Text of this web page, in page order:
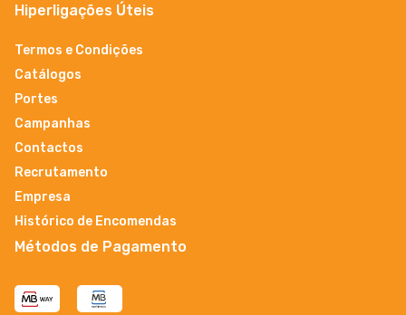
Hiperligações Úteis
Termos e Condições
Catálogos
Portes
Campanhas
Contactos
Recrutamento
Empresa
Histórico de Encomendas
Métodos de Pagamento